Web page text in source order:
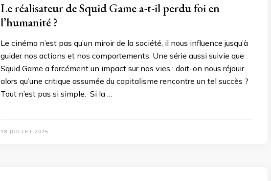
Le réalisateur de Squid Game a-t-il perdu foi en
l’humanité ?
Le cinéma n’est pas qu’un miroir de la société, il nous influence jusqu’à
guider nos actions et nos comportements. Une série aussi suivie que
Squid Game a forcément un impact sur nos vies : doit-on nous réjouir
alors qu’une critique assumée du capitalisme rencontre un tel succès ?
Tout n’est pas si simple. Si la …
18 JUILLET 2025